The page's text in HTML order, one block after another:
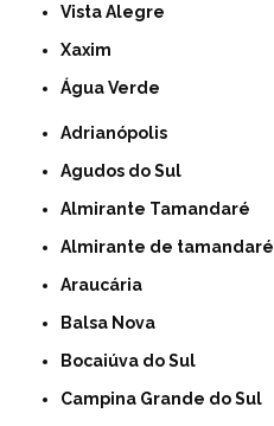
Vista Alegre
Xaxim
Água Verde
Adrianópolis
Agudos do Sul
Almirante Tamandaré
Almirante de tamandaré
Araucária
Balsa Nova
Bocaiúva do Sul
Campina Grande do Sul